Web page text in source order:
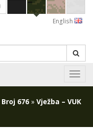
English
Broj 676 » Vježba – VUK